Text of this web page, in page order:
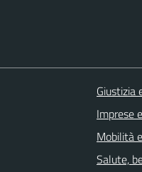
Giustizia
Imprese
Mobilità
Salute,